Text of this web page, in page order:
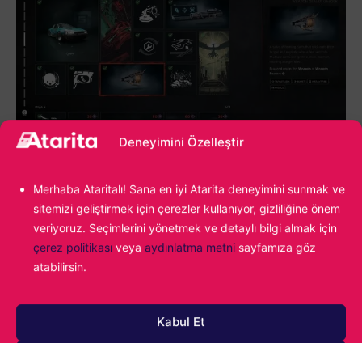
Deneyimini Özelleştir
Merhaba Ataritalı! Sana en iyi Atarita deneyimini sunmak ve
sitemizi geliştirmek için çerezler kullanıyor, gizliliğine önem
veriyoruz. Seçimlerini yönetmek ve detaylı bilgi almak için
çerez politikası veya aydınlatma metni sayfamıza göz
atabilirsin.
Kabul Et
Atmosferi sizi içine çekerken
karanlık ise
yüzünüze vuruyor
araç mekaniklerini çok sevmemiş olsam bile oyunun bu
kaotik ve karanlık atmosferine bayıldım. Sanki araçlı bir